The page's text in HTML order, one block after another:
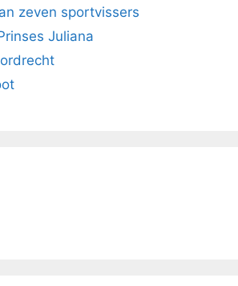
zeven sportvissers
Juliana